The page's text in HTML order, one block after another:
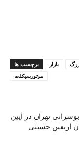
برچسب ها بازار
موتورسیکلت
تهران در آیین
اربعین حسینی